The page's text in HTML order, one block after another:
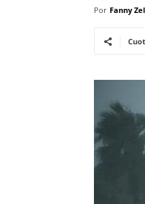
Por Fanny